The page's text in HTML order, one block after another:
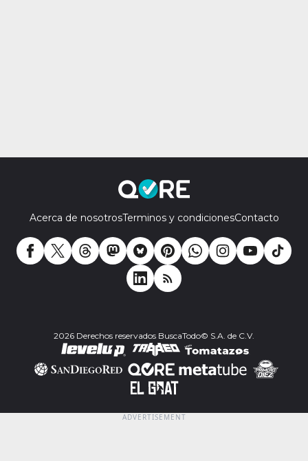
Acerca de nosotrosTerminos y condicionesContacto
2026 Derechos reservados BuscaTodo© S.A. de C.V.